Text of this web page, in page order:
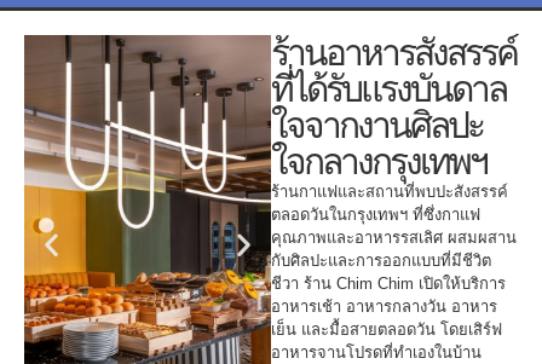
ร้านอาหารสังสรรค์
ที่ได้รับแรงบันดาล
ใจจากงานศิลปะ
ใจกลางกรุงเทพฯ
ร้านกาแฟและสถานที่พบปะสังสรรค์
ตลอดวันในกรุงเทพฯ ที่ซึ่งกาแฟ
คุณภาพและอาหารรสเลิศ ผสมผสาน
กับศิลปะและการออกแบบที่มีชีวิต
ชีวา ร้าน Chim Chim เปิดให้บริการ
อาหารเช้า อาหารกลางวัน อาหาร
เย็น และมื้อสายตลอดวัน โดยเสิร์ฟ
อาหารจานโปรดที่ทำเองในบ้าน